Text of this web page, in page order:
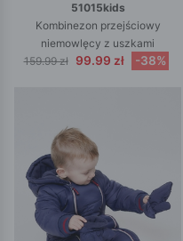
51015kids
Kombinezon przejściowy
niemowlęcy z uszkami
159.99 zł 99.99 zł -38%